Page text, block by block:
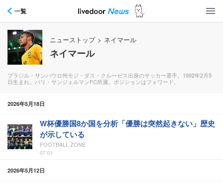
一覧
ニューストップ > ネイマール
ネイマール
ブラジル・サンパウロ州モジ・ダス・クルーゼス出身のサッカー選手。1992年2月5
日生まれ。パリ・サンジェルマンFC所属。ポジションはフォワード。
2026年5月18日
W杯優勝国8か国を分析「優勝は突然起きない」歴史
が示している
FOOTBALL ZONE
07:01
2026年5月12日